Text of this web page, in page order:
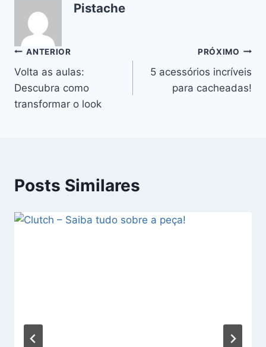
Pistache
Navegação
de
Post
ANTERIOR
Volta as aulas:
Descubra como
transformar o look
PRÓXIMO
5 acessórios incríveis
para cacheadas!
Posts Similares